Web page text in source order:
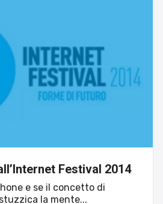
Festival 2014
e se il concetto di
la mente...